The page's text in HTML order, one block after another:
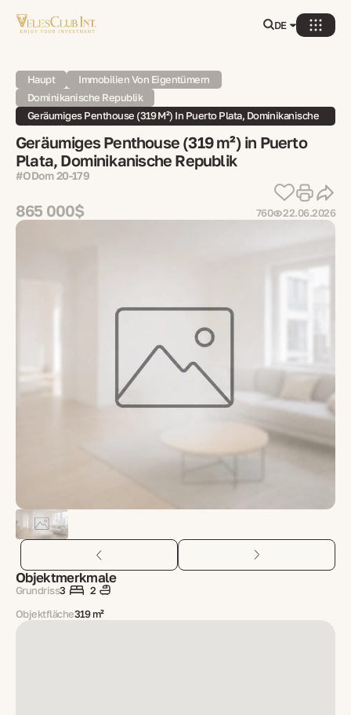
DE
Haupt
Immobilien Von Eigentümern
Dominikanische Republik
Geräumiges Penthouse (319 M²) In Puerto Plata, Dominikanische
Republik
Geräumiges Penthouse (319 m²) in Puerto
Plata, Dominikanische Republik
#ODom 20-179
865 000$ 760 22.06.2026
Objektmerkmale
Grundriss3
2
Objektfläche319 m²